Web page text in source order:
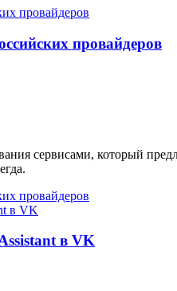
провайдеров
сервисами, который
в VK